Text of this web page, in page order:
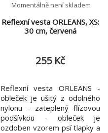
Reflexní vesta ORLEANS, XS:
30 cm, červená
Momentálně není skladem
255 Kč
Reflexní vesta ORLEANS -
obleček je ušitý z odolného
nylonu - zateplený flízovou
podšívkou - obleček je
ozdoben vzorem psí tlapky a